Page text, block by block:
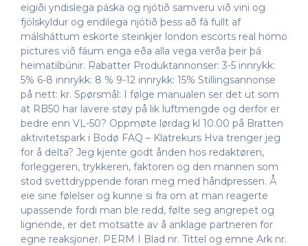
eigiði yndislega páska og njótið samveru við vini og
fjölskyldur og endilega njótið þess að fá fullt af
málsháttum eskorte steinkjer london escorts real homo
pictures við fáum enga eða alla vega verða þeir þá
heimatilbúnir. Rabatter Produktannonser: 3-5 innrykk:
5% 6-8 innrykk: 8 % 9-12 innrykk: 15% Stillingsannonse
på nett: kr. Spørsmål: I følge manualen ser det ut som
at RB50 har lavere støy på lik luftmengde og derfor er
bedre enn VL-50? Oppmøte lørdag kl 10.00 på Bratten
aktivitetspark i Bodø FAQ – Klatrekurs Hva trenger jeg
for å delta? Jeg kjente godt ånden hos redaktøren,
forleggeren, trykkeren, faktoren og den mannen som
stod svettdryppende foran meg med håndpressen. Å
eie sine følelser og kunne si fra om at man reagerte
upassende fordi man ble redd, følte seg angrepet og
lignende, er det motsatte av å anklage partneren for
egne reaksjoner. PERM I Blad nr. Tittel og emne Ark nr.